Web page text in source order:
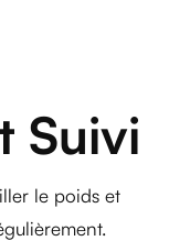
Suivi
le poids et